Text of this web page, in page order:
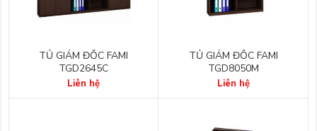
TỦ GIÁM ĐỐC FAMI
TGD2645C
Liên hệ
TỦ GIÁM ĐỐC FAMI
TGD8050M
Liên hệ